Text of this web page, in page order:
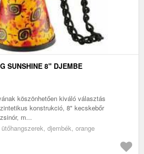
SUNSHINE 8" DJEMBE
köszönhetően kiváló választás
konstrukció, 8" kecskebőr
m...
djembék, orange